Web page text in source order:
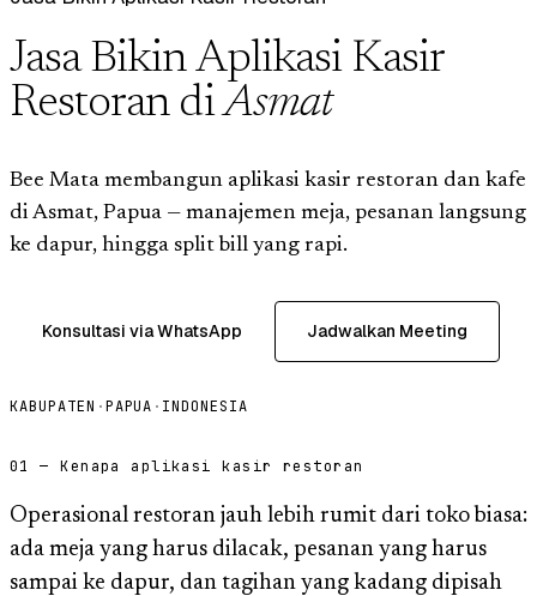
Jasa Bikin Aplikasi Kasir
Restoran diAsmat
Bee Mata membangun aplikasi kasir restoran dan kafe
di Asmat, Papua — manajemen meja, pesanan langsung
ke dapur, hingga split bill yang rapi.
Konsultasi via WhatsApp Jadwalkan Meeting
KABUPATEN ·PAPUA · INDONESIA
01 — Kenapa aplikasi kasir restoran
Operasional restoran jauh lebih rumit dari toko biasa:
ada meja yang harus dilacak, pesanan yang harus
sampai ke dapur, dan tagihan yang kadang dipisah